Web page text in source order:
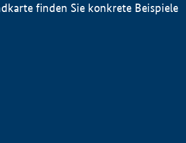
finden Sie konkrete Beispiele